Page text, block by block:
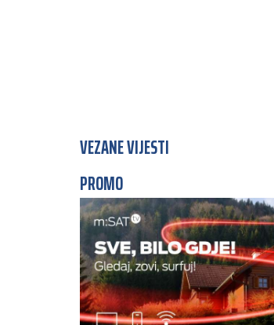
VEZANE VIJESTI
PROMO